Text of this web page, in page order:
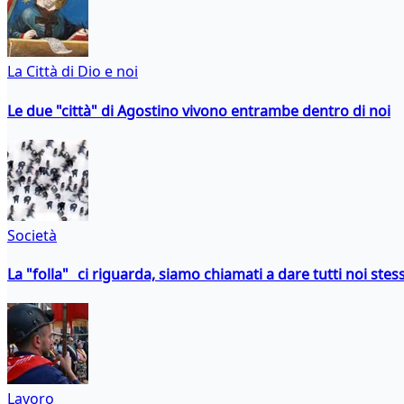
La Città di Dio e noi
Le due "città" di Agostino vivono entrambe dentro di noi
Società
La "folla" ci riguarda, siamo chiamati a dare tutti noi
Lavoro